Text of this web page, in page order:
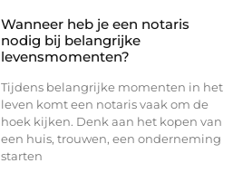
Wanneer heb je een notaris
nodig bij belangrijke
levensmomenten?
Tijdens belangrijke momenten in het
leven komt een notaris vaak om de
hoek kijken. Denk aan het kopen van
een huis, trouwen, een onderneming
starten